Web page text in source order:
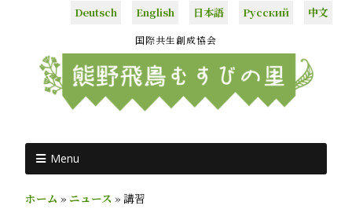
Deutsch English 日本語 Русский 中文
国際共生創成協会
Menu
ホーム » ニュース » 講習